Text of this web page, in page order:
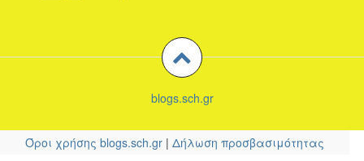
blogs.sch.gr
Όροι χρήσης blogs.sch.gr |Δήλωση προσβασιμότητας